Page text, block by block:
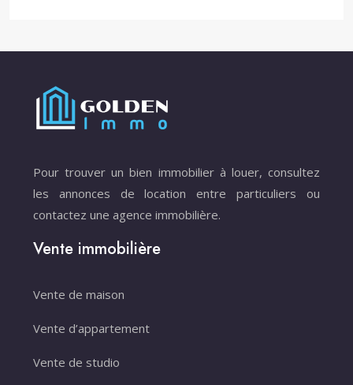
Pour trouver un bien immobilier à louer, consultez
les annonces de location entre particuliers ou
contactez une agence immobilière.
Vente immobilière
Vente de maison
Vente d’appartement
Vente de studio